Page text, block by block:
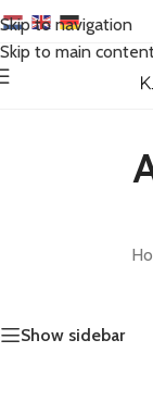
Skip to navigation
Skip to main
Show sidebar